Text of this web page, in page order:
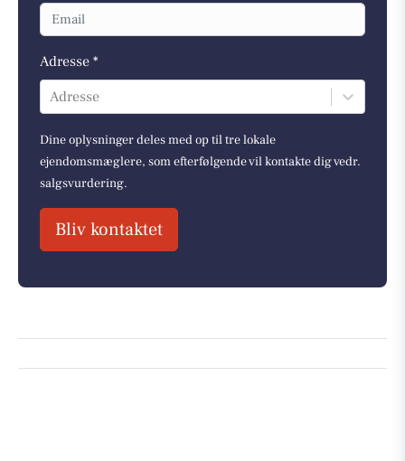
Adresse *
Adresse
Dine oplysninger deles med op til tre lokale
ejendomsmæglere, som efterfølgende vil kontakte dig vedr.
salgsvurdering.
Bliv kontaktet